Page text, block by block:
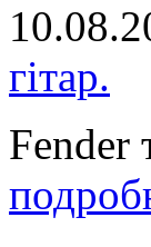
гітар.
Fender